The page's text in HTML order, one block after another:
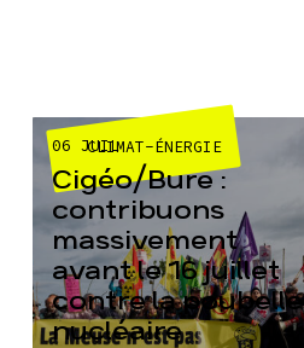
CLIMAT-ÉNERGIE
06 JUIL
Cigéo/Bure :
contribuons
massivement
avant le 16 juillet
contre la poubelle
nucléaire